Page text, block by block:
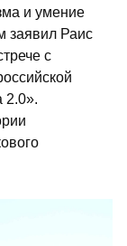
и умение
заявил Раис
с
2.0».